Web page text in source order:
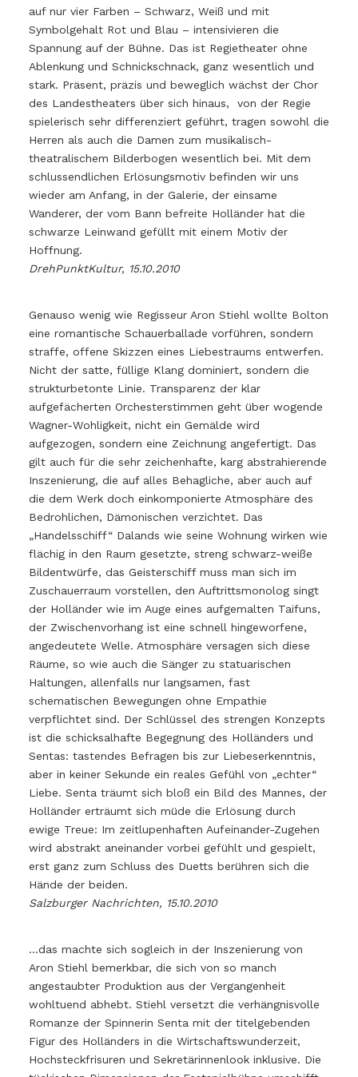
auf nur vier Farben – Schwarz, Weiß und mit
Symbolgehalt Rot und Blau – intensivieren die
Spannung auf der Bühne. Das ist Regietheater ohne
Ablenkung und Schnickschnack, ganz wesentlich und
stark. Präsent, präzis und beweglich wächst der Chor
des Landestheaters über sich hinaus, von der Regie
spielerisch sehr differenziert geführt, tragen sowohl die
Herren als auch die Damen zum musikalisch-
theatralischem Bilderbogen wesentlich bei. Mit dem
schlussendlichen Erlösungsmotiv befinden wir uns
wieder am Anfang, in der Galerie, der einsame
Wanderer, der vom Bann befreite Holländer hat die
schwarze Leinwand gefüllt mit einem Motiv der
Hoffnung.
DrehPunktKultur, 15.10.2010
Genauso wenig wie Regisseur Aron Stiehl wollte Bolton
eine romantische Schauerballade vorführen, sondern
straffe, offene Skizzen eines Liebestraums entwerfen.
Nicht der satte, füllige Klang dominiert, sondern die
strukturbetonte Linie. Transparenz der klar
aufgefächerten Orchesterstimmen geht über wogende
Wagner-Wohligkeit, nicht ein Gemälde wird
aufgezogen, sondern eine Zeichnung angefertigt. Das
gilt auch für die sehr zeichenhafte, karg abstrahierende
Inszenierung, die auf alles Behagliche, aber auch auf
die dem Werk doch einkomponierte Atmosphäre des
Bedrohlichen, Dämonischen verzichtet. Das
„Handelsschiff“ Dalands wie seine Wohnung wirken wie
flächig in den Raum gesetzte, streng schwarz-weiße
Bildentwürfe, das Geisterschiff muss man sich im
Zuschauerraum vorstellen, den Auftrittsmonolog singt
der Holländer wie im Auge eines aufgemalten Taifuns,
der Zwischenvorhang ist eine schnell hingeworfene,
angedeutete Welle. Atmosphäre versagen sich diese
Räume, so wie auch die Sänger zu statuarischen
Haltungen, allenfalls nur langsamen, fast
schematischen Bewegungen ohne Empathie
verpflichtet sind. Der Schlüssel des strengen Konzepts
ist die schicksalhafte Begegnung des Holländers und
Sentas: tastendes Befragen bis zur Liebeserkenntnis,
aber in keiner Sekunde ein reales Gefühl von „echter“
Liebe. Senta träumt sich bloß ein Bild des Mannes, der
Holländer erträumt sich müde die Erlösung durch
ewige Treue: Im zeitlupenhaften Aufeinander-Zugehen
wird abstrakt aneinander vorbei gefühlt und gespielt,
erst ganz zum Schluss des Duetts berühren sich die
Hände der beiden.
Salzburger Nachrichten, 15.10.2010
…das machte sich sogleich in der Inszenierung von
Aron Stiehl bemerkbar, die sich von so manch
angestaubter Produktion aus der Vergangenheit
wohltuend abhebt. Stiehl versetzt die verhängnisvolle
Romanze der Spinnerin Senta mit der titelgebenden
Figur des Holländers in die Wirtschaftswunderzeit,
Hochsteckfrisuren und Sekretärinnenlook inklusive. Die